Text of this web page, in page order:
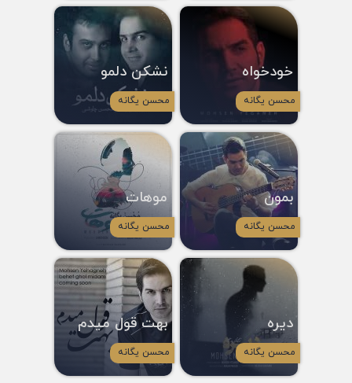
خودخواه
محسن یگانه
نشکن دلمو
محسن یگانه
بمون
محسن یگانه
موهات
محسن یگانه
دیره
محسن یگانه
بهت قول میدم
محسن یگانه